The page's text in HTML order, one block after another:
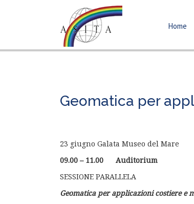
Home
Geomatica per
23 giugno Galata Museo del Mare
09.00 – 11.00 Auditorium
SESSIONE PARALLELA
Geomatica per applicazioni costiere e